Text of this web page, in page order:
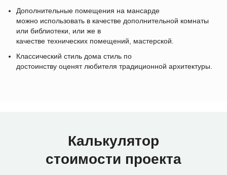
Дополнительные помещения на мансарде
можно использовать в качестве дополнительной комнаты
или библиотеки, или же в
качестве технических помещений, мастерской.
Классический стиль дома стиль по
достоинству оценят любителя традиционной архитектуры.
Калькулятор
стоимости проекта